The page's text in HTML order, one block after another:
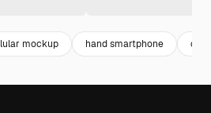
mockup hand smartphone